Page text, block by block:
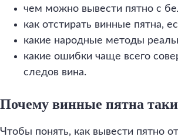
чем можно вывести пятно с
как отстирать винные пятна,
какие народные методы
какие ошибки чаще всего
следов вина.
Почему винные пятна
Чтобы понять, как вывести пятно